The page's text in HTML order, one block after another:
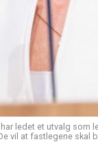
ledet et utvalg
vil at fastlegene skal